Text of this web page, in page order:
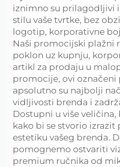
iznimno su prilagodljivi
stilu vaše tvrtke, bez
logotip, korporativne
Naši promocijski plažni
poklon uz kupnju,
artikl za prodaju u
promocije, ovi označeni
apsolutno su najbolji
vidljivosti brenda i
Dostupni u više
kako bi se stvorio
estetiku vašeg brenda.
pomognemo ostvariti
premium ručnika od